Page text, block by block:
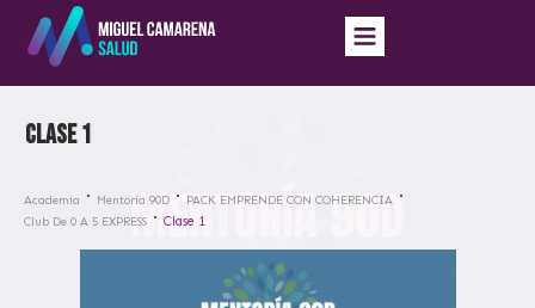
Clase 1
Academia Mentoría 90D
PACK EMPRENDE CON COHERENCIA
Club De 0 A 5 EXPRESS
Clase 1